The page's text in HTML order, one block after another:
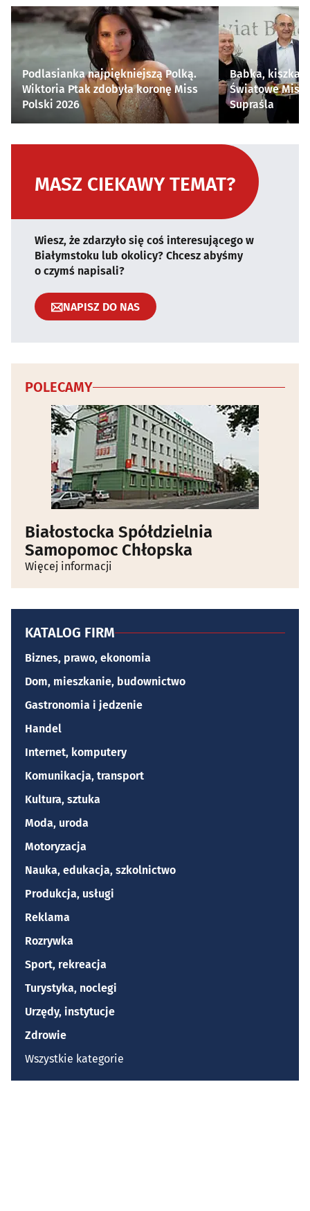
Podlasianka najpiękniejszą Polką.
Wiktoria Ptak zdobyła koronę Miss
Polski 2026
Babka, kiszka i
Światowe
Supraśla
MASZ CIEKAWY TEMAT?
Wiesz, że zdarzyło się coś interesującego w
Białymstoku lub okolicy? Chcesz abyśmy
o czymś napisali?
NAPISZ DO NAS
POLECAMY
Białostocka Spółdzielnia
Samopomoc Chłopska
Więcej informacji
KATALOG FIRM
Biznes, prawo, ekonomia
Dom, mieszkanie, budownictwo
Gastronomia i jedzenie
Handel
Internet, komputery
Komunikacja, transport
Kultura, sztuka
Moda, uroda
Motoryzacja
Nauka, edukacja, szkolnictwo
Produkcja, usługi
Reklama
Rozrywka
Sport, rekreacja
Turystyka, noclegi
Urzędy, instytucje
Zdrowie
Wszystkie kategorie